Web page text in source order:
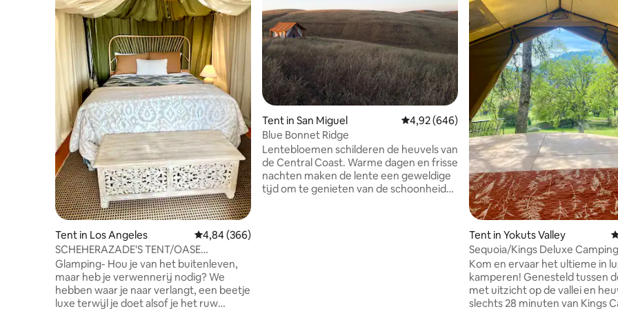
Tent in Los Angeles Gemiddelde beoordeling van 4,84 uit 5, 366 recensies
4,84 (366)
SCHEHERAZADE'S TENT/OASE
DAKTERRAS TERRACE-w/ view
Glamping- Hou je van het buitenleven,
maar heb je verwennerij nodig? We
hebben waar je naar verlangt, een beetje
luxe terwijl je doet alsof je het ruw
Tent in San Miguel Gemiddelde beoordeling van 4,92 uit 5, 646
4,92 (646)
Blue Bonnet Ridge
Lentebloemen schilderen de heuvels van
de Central Coast. Warme dagen en frisse
nachten maken de lente een geweldige
tijd om te genieten van de schoonheid
Tent in Yokuts Valley
Sequoia/Kings Deluxe
van elektrische auto's.
Kom en ervaar het ultieme in
kamperen! Genesteld tussen de
met uitzicht op de vallei en
slechts 28 minuten van Kings Canyon NP,